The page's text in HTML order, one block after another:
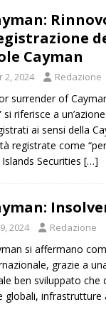
Cayman
2, 2024 Redazione
surrender of
si riferisce a
ai sensi della
registrate come
Securities […]
2024 Redazione
si affermano
grazie a
ben sviluppato che
globali, infrastrutture